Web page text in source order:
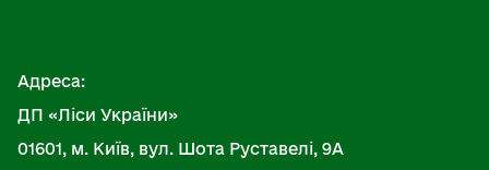
Адреса:
ДП «Ліси України»
01601, м. Київ, вул. Шота Руставелі, 9А